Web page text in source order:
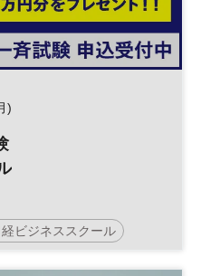
)
経ビジネススクール